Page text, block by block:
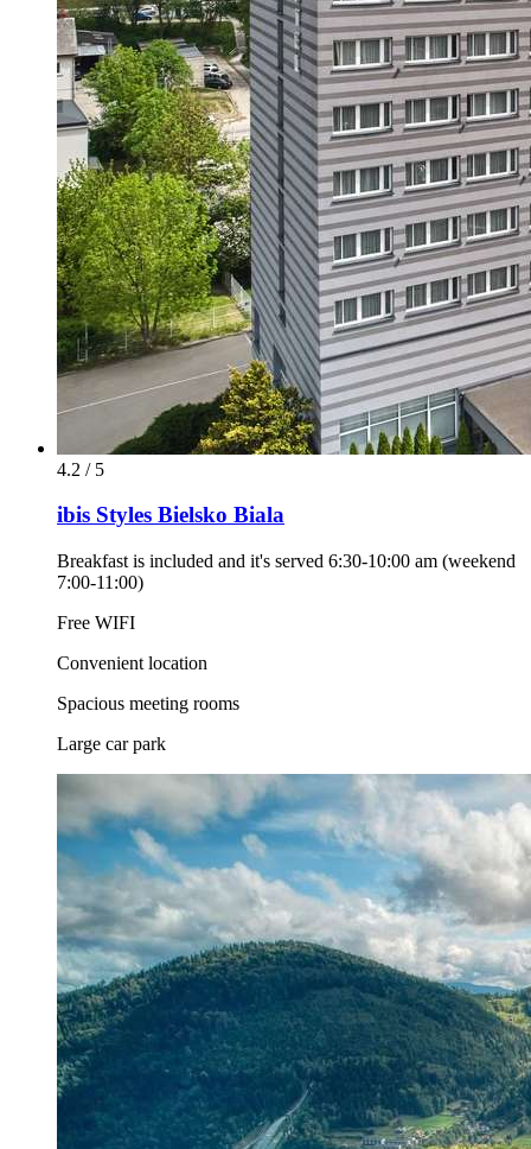
4.2 / 5
ibis Styles Bielsko Biala
Breakfast is included and it's served 6:30-10:00 am (weekend
7:00-11:00)
Free WIFI
Convenient location
Spacious meeting rooms
Large car park